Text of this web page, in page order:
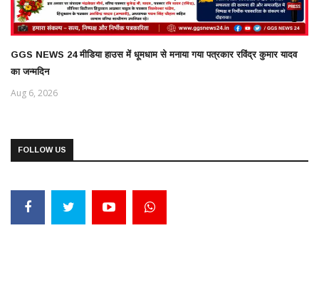
GGS NEWS 24 मीडिया हाउस में धूमधाम से मनाया गया पत्रकार रविंद्र कुमार यादव
का जन्मदिन
Aug 6, 2026
FOLLOW US